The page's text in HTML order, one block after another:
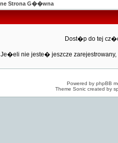
Strona G��wna
Dost�p do tej
Je�eli nie jeste� jeszcze
Powered by phpBB
Theme Sonic created by